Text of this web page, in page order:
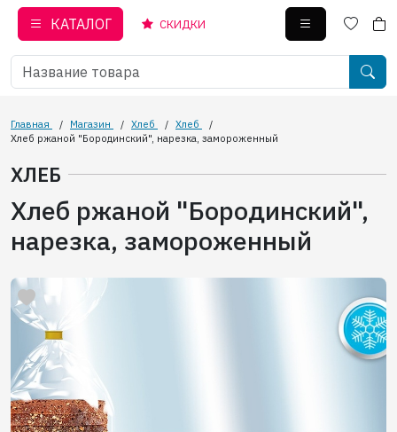
КАТАЛОГ СКИДКИ
Главная / Магазин / Хлеб / Хлеб
/
Хлеб ржаной "Бородинский", нарезка, замороженный
ХЛЕБ
Хлеб ржаной "Бородинский",
нарезка, замороженный